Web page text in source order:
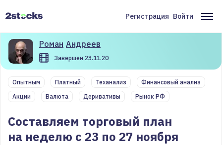
содержанию
Меню
пользователя
Регистрация Войти
Роман Андреев
Завершен 23.11.20
Составляем торговый план
на неделю с 23 по 27 ноября
Опытным Платный Теханализ
Финансовый анализ
Акции
Валюта Деривативы Рынок РФ